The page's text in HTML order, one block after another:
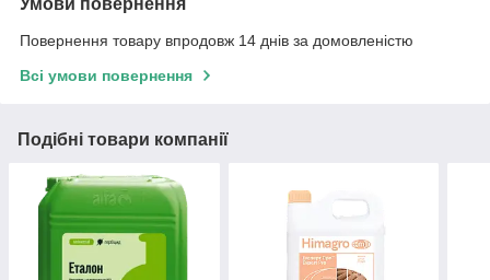
Умови повернення
Повернення товару впродовж 14 днів за домовленістю
Всі умови повернення
Подібні товари компанії